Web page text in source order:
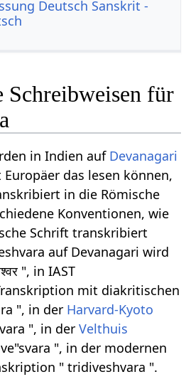
Deutsch Sanskrit -
Schreibweisen für
in Indien auf Devanagari
das lesen können,
in die Römische
Konventionen, wie
Schrift transkribiert
auf Devanagari wird
", in IAST
mit diakritischen
", in der Harvard-Kyoto
", in derVelthuis
", in der modernen
" tridiveshvara ".